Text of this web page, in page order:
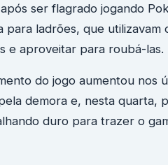
ser flagrado jogando
para ladrões, que
e aproveitar para roubá-las.
do jogo aumentou nos
demora e, nesta quarta,
duro para trazer o